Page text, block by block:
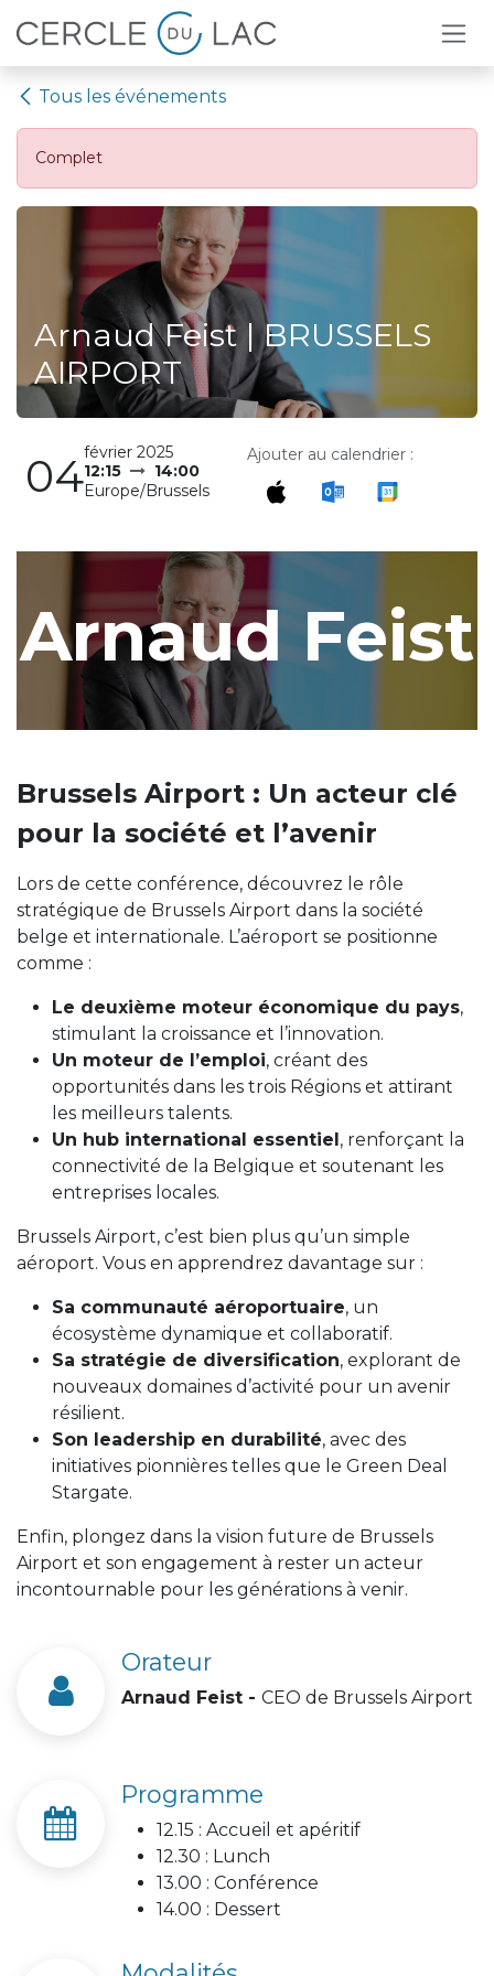
Se rendre au contenu
Tous les événements
Complet
Arnaud Feist | BRUSSELS
AIRPORT
04février 2025
12:15
14:00
Europe/Brussels
Ajouter au calendrier :
Arnaud Feist
Brussels Airport : Un acteur clé
pour la société et l’avenir
Lors de cette conférence, découvrez le rôle
stratégique de Brussels Airport dans la société
belge et internationale. L’aéroport se positionne
comme :
Le deuxième moteur économique du pays,
stimulant la croissance et l’innovation.
Un moteur de l’emploi, créant des
opportunités dans les trois Régions et attirant
les meilleurs talents.
Un hub international essentiel, renforçant la
connectivité de la Belgique et soutenant les
entreprises locales.
Brussels Airport, c’est bien plus qu’un simple
aéroport. Vous en apprendrez davantage sur :
Sa communauté aéroportuaire, un
écosystème dynamique et collaboratif.
Sa stratégie de diversification, explorant de
nouveaux domaines d’activité pour un avenir
résilient.
Son leadership en durabilité, avec des
initiatives pionnières telles que le Green Deal
Stargate.
Enfin, plongez dans la vision future de Brussels
Airport et son engagement à rester un acteur
incontournable pour les générations à venir.
Orateur
Arnaud Feist - CEO de Brussels Airport
Programme
12.15 : Accueil et apéritif
12.30 : Lunch
13.00 : Conférence
14.00 : Dessert